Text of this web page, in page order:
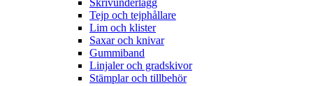
Skrivunderlägg
Tejp och tejphållare
Lim och klister
Saxar och knivar
Gummiband
Linjaler och gradskivor
Stämplar och tillbehör